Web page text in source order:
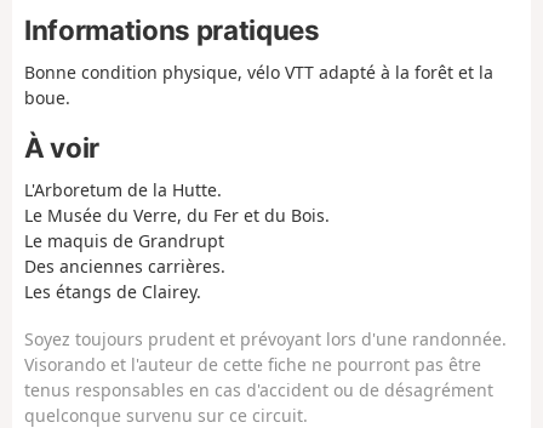
Informations pratiques
Bonne condition physique, vélo VTT adapté à la forêt et la
boue.
À voir
L'Arboretum de la Hutte.
Le Musée du Verre, du Fer et du Bois.
Le maquis de Grandrupt
Des anciennes carrières.
Les étangs de Clairey.
Soyez toujours prudent et prévoyant lors d'une randonnée.
Visorando et l'auteur de cette fiche ne pourront pas être
tenus responsables en cas d'accident ou de désagrément
quelconque survenu sur ce circuit.